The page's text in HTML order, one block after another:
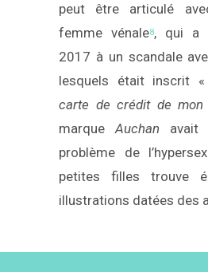
peut être articulé
femme vénale8, qui a
2017 à un scandale
lesquels était inscrit «
carte de crédit de mon
marqueAuchan avait
problème de
petites filles trouve
illustrations datées des